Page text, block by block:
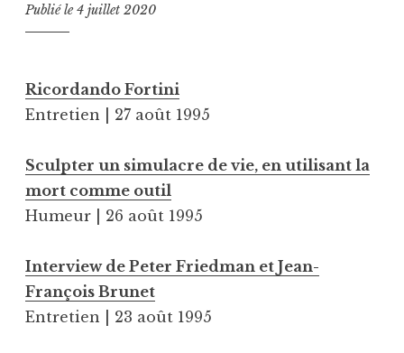
Publié le4 juillet 2020
Ricordando Fortini
Entretien | 27 août 1995
Sculpter un simulacre de vie, en utilisant la
mort comme outil
Humeur | 26 août 1995
Interview de Peter Friedman et Jean-
François Brunet
Entretien | 23 août 1995